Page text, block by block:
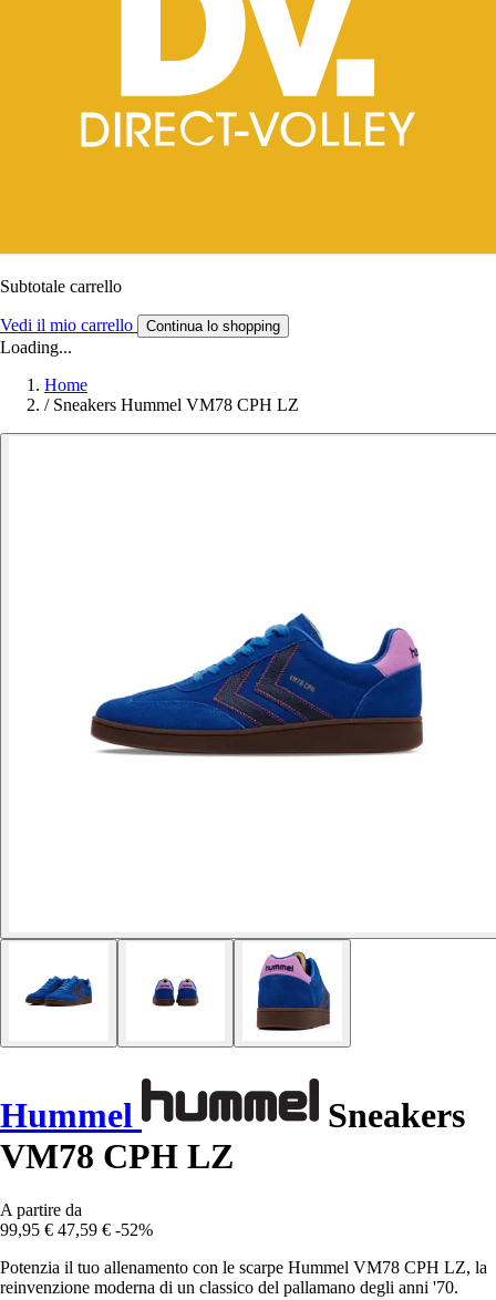
Subtotale carrello
Vedi il mio carrello Continua lo shopping
Loading...
Home
/ Sneakers Hummel VM78 CPH LZ
Hummel
Sneakers
VM78 CPH LZ
A partire da
99,95 € 47,59 € -52%
Potenzia il tuo allenamento con le scarpe Hummel VM78 CPH LZ, la
reinvenzione moderna di un classico del pallamano degli anni '70.